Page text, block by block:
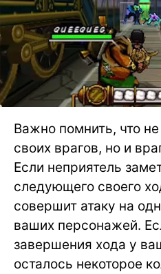
Важно помнить, что
своих врагов, но и
Если неприятель
следующего своего
совершит атаку на
ваших персонажей.
завершения хода у
осталось некоторое